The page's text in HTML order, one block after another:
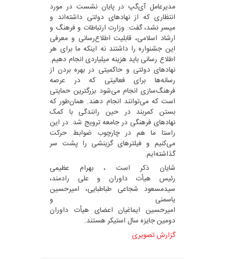
مدیرعامل آی‌گپ در پایان نشست در مورد
انتظاری که از نهادهای دولتی داشته‌اند و
میسر نشد، گفت: وزارت ارتباطات و فرهنگ و
ارشاد اسلامی، قابلیت اطلاع‌رسانی و معرفی
این جشنواره را داشتند نه اینکه ما برای هر
اطلاع رسانی باید هزینه میلیاردی انجام دهیم.
نهادهای دولتی و حاکمیتی در بهره بردن از
رسانه‌ها برای فعالیتی که در عرصه
فرهنگ‌سازی انجام می‌شود بزرگترین حمایتی
است که می‌توانند انجام دهند. همان‌طور که
بستن کمربند در حین رانندگی با کمک
نهادهای فرهنگی در جامعه ترویج شد. در این
راستا ما هم در چارچوب ضوابط حرکت
می‌کنیم و فیلترهای گزینشی را پشت سر
گذاشته‌ایم.
شایان ذکر است ، بهرام عظیمی
رئیس هیأت داوران و علی رادمند،
سیدمسعود شجاعی طباطبایی، امیرحسین
یاسمنی و
امیرحسین ایماغیان اعضای هیأت داوران
دومین جایزه سال استیکر هستند.
گزارش تصویری